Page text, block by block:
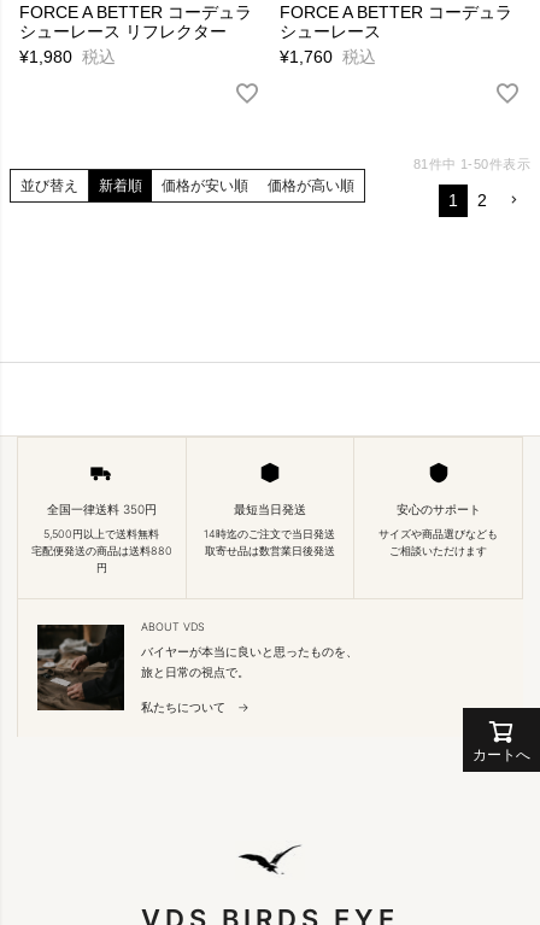
FORCE A BETTER コーデュラ
シューレース リフレクター
¥1,980 税込
FORCE A BETTER コーデュラ
シューレース
¥1,760 税込
並び替え 新着順 価格が安い順 価格が高い順
81 件中 1-50件表示
1 2
カートへ
全国一律送料 350円
5,500円以上で送料無料
宅配便発送の商品は送料880
円
最短当日発送
14時迄のご注文で当日発送
取寄せ品は数営業日後発送
安心のサポート
サイズや商品選びなども
ご相談いただけます
ABOUT VDS
バイヤーが本当に良いと思ったものを、
旅と日常の視点で。
私たちについて →
VDS BIRDS EYE